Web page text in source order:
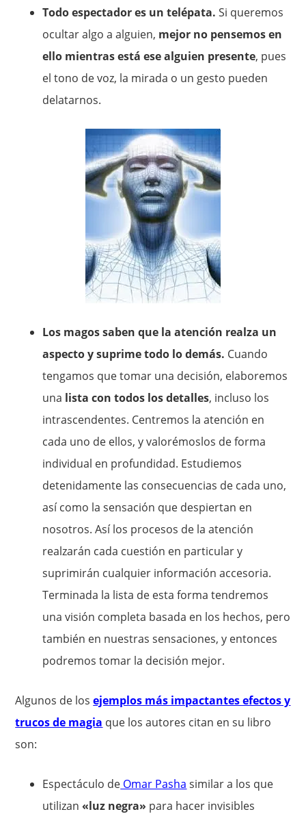
Todo espectador es un telépata. Si queremos
ocultar algo a alguien, mejor no pensemos en
ello mientras está ese alguien presente, pues
el tono de voz, la mirada o un gesto pueden
delatarnos.
Los magos saben que la atención realza un
aspecto y suprime todo lo demás. Cuando
tengamos que tomar una decisión, elaboremos
una lista con todos los detalles, incluso los
intrascendentes. Centremos la atención en
cada uno de ellos, y valorémoslos de forma
individual en profundidad. Estudiemos
detenidamente las consecuencias de cada uno,
así como la sensación que despiertan en
nosotros. Así los procesos de la atención
realzarán cada cuestión en particular y
suprimirán cualquier información accesoria.
Terminada la lista de esta forma tendremos
una visión completa basada en los hechos, pero
también en nuestras sensaciones, y entonces
podremos tomar la decisión mejor.
Algunos de losejemplos más impactantes efectos y
trucos de magia que los autores citan en su libro
son:
Espectáculo de Omar Pasha similar a los que
utilizan «luz negra» para hacer invisibles